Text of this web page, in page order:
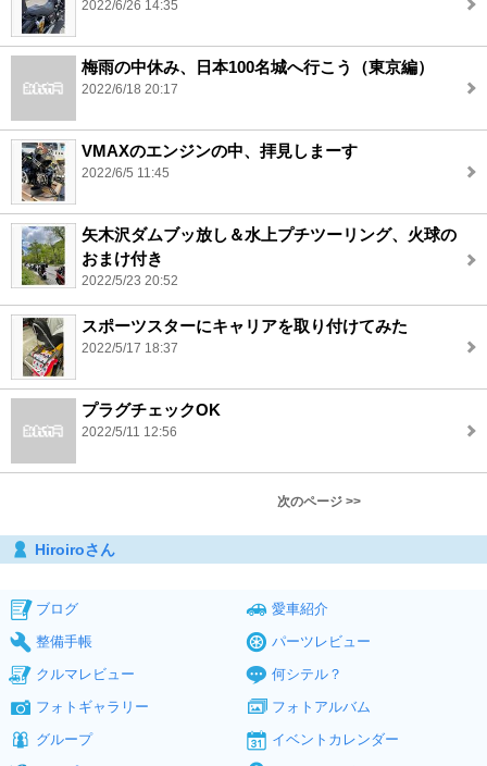
2022/6/26 14:35
梅雨の中休み、日本100名城へ行こう（東京編）
2022/6/18 20:17
VMAXのエンジンの中、拝見しまーす
2022/6/5 11:45
矢木沢ダムブッ放し＆水上プチツーリング、火球の
おまけ付き
2022/5/23 20:52
スポーツスターにキャリアを取り付けてみた
2022/5/17 18:37
プラグチェックOK
2022/5/11 12:56
次のページ >>
Hiroiroさん
ブログ
愛車紹介
整備手帳
パーツレビュー
クルマレビュー
何シテル？
フォトギャラリー
フォトアルバム
グループ
イベントカレンダー